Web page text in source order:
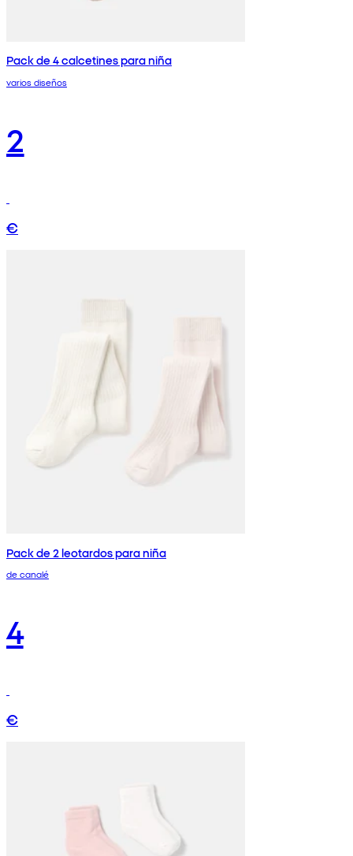
Pack de 4 calcetines para niña
varios diseños
2
€
Pack de 2 leotardos para niña
de canalé
4
€